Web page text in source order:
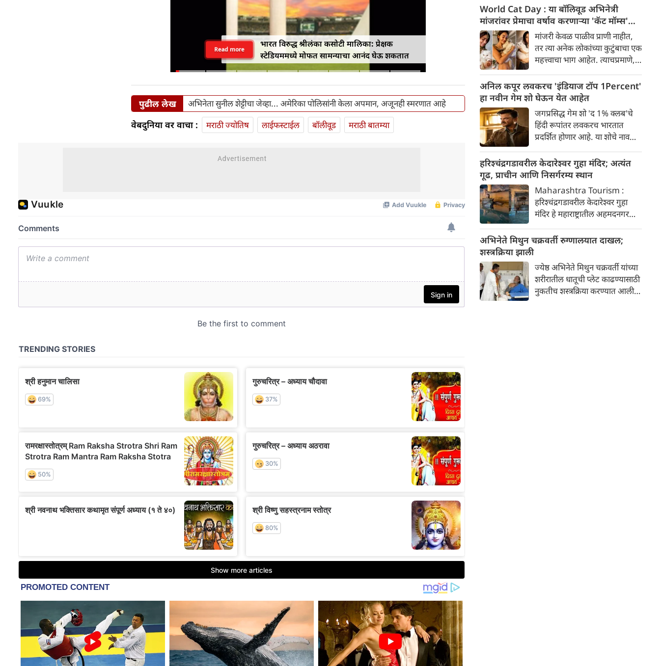
भारत विरुद्ध श्रीलंका कसोटी मालिका: प्रेक्षक
स्टेडियममध्ये मोफत सामन्याचा आनंद घेऊ शकतात
Read more
पुढील लेख अभिनेता सुनील शेट्टीचा जेव्हा... अमेरिका पोलिसांनी केला अपमान, अजूनही स्मरणात आहे
वेबदुनिया वर वाचा : मराठी ज्योतिष लाईफस्टाईल बॉलीवूड मराठी बातम्या
रोजी चित्रपटाचे पहिले अधिकृत
प्रमोशनल साहित्य प्रदर्शित करू
शकतात. बऱ्याच काळापासून रणबीर
कपूर, आलिया भट्ट आणि विकी
कौशल यांचे लूक्स पूर्णपणे गुप्त
ठेवण्यात आले आहेत. आता अशी
चर्चा आहे की, स्वातंत्र्यदिनी या तिन्ही
स्टार्सच्या कॅरेक्टर पोस्टर्स किंवा मोशन
पोस्टर्सद्वारे चित्रपटाची पहिली झलक
दाखवली जाईल.
World Cat Day : या बॉलिवूड अभिनेत्री
मांजरांवर प्रेमाचा वर्षाव करणाऱ्या 'कॅट मॉम्स'
आहेत
मांजरी केवळ पाळीव प्राणी नाहीत,
तर त्या अनेक लोकांच्या कुटुंबाचा एक
महत्त्वाचा भाग आहेत. त्याचप्रमाणे,
लाडक्या मांजरींसोबत एक खास नाते
असते आणि त्या अनेकदा
त्यांच्यासोबत घालवलेले सुंदर क्षण
सोशल मीडियावर चाहत्यांसोबत शेअर
करतात. जागतिक मांजर
दिनानिमित्त, चला अशा पाच
अभिनेत्रींबद्दल जाणून घेऊया, ज्या
अभिमानाने स्वतःला "कॅट मॉम"
(मांजरींची आई) म्हणतात.
अनिल कपूर लवकरच 'इंडियाज टॉप 1Percent'
हा नवीन गेम शो घेऊन येत आहेत
जगप्रसिद्ध गेम शो 'द 1% क्लब'चे
हिंदी रूपांतर लवकरच भारतात
प्रदर्शित होणार आहे. या शोचे नाव
याचे सूत्रसंचालन अभिनेता अनिल
कपूर करणार आहे. या नवीन
जाणून घ्या?
हरिश्चंद्रगडावरील केदारेश्वर गुहा मंदिर; अत्यंत
गूढ, प्राचीन आणि निसर्गरम्य स्थान
Maharashtra Tourism :
हरिश्चंद्रगडावरील केदारेश्वर गुहा
मंदिर हे महाराष्ट्रातील अहमदनगर
एक अत्यंत गूढ, प्राचीन आणि
भगवान शिवाला समर्पित असून
तेथील पिंडी आणि नैसर्गिक रचना
पर्यटकांचे मोठे आकर्षण आहे.
अभिनेते मिथुन चक्रवर्ती रुग्णालयात दाखल;
शस्त्रक्रिया झाली
ज्येष्ठ अभिनेते मिथुन चक्रवर्ती यांच्या
शरीरातील धातूची प्लेट काढण्यासाठी
नुकतीच शस्त्रक्रिया करण्यात आली.